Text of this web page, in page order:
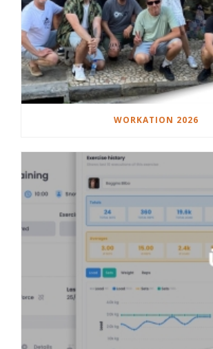
WORKATION 2026